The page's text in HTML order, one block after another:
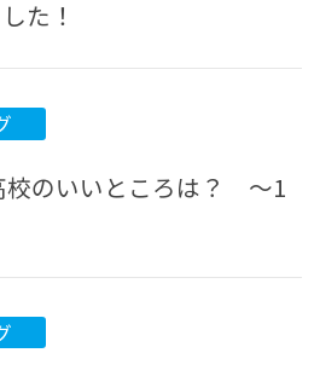
た！
校のいいところは？ ～1